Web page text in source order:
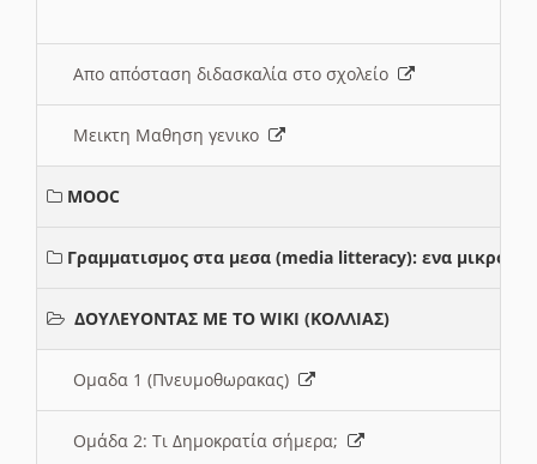
Απο απόσταση διδασκαλία στο σχολείο
Μεικτη Μαθηση γενικο
MOOC
Γραμματισμος στα μεσα (media litteracy): ενα μικρο
ΔΟΥΛΕΥΟΝΤΑΣ ΜΕ ΤΟ WIKI (ΚΟΛΛΙΑΣ)
Ομαδα 1 (Πνευμοθωρακας)
Ομάδα 2: Τι Δημοκρατία σήμερα;